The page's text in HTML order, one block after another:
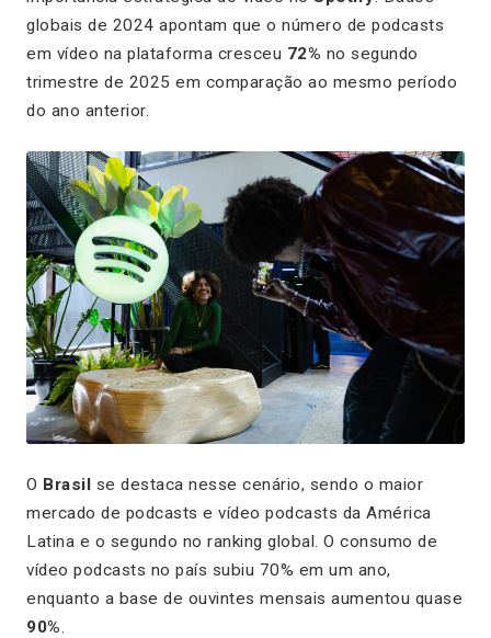
globais de 2024 apontam que o número de podcasts
em vídeo na plataforma cresceu 72% no segundo
trimestre de 2025 em comparação ao mesmo período
do ano anterior.
O Brasil se destaca nesse cenário, sendo o maior
mercado de podcasts e vídeo podcasts da América
Latina e o segundo no ranking global. O consumo de
vídeo podcasts no país subiu 70% em um ano,
enquanto a base de ouvintes mensais aumentou quase
90%.